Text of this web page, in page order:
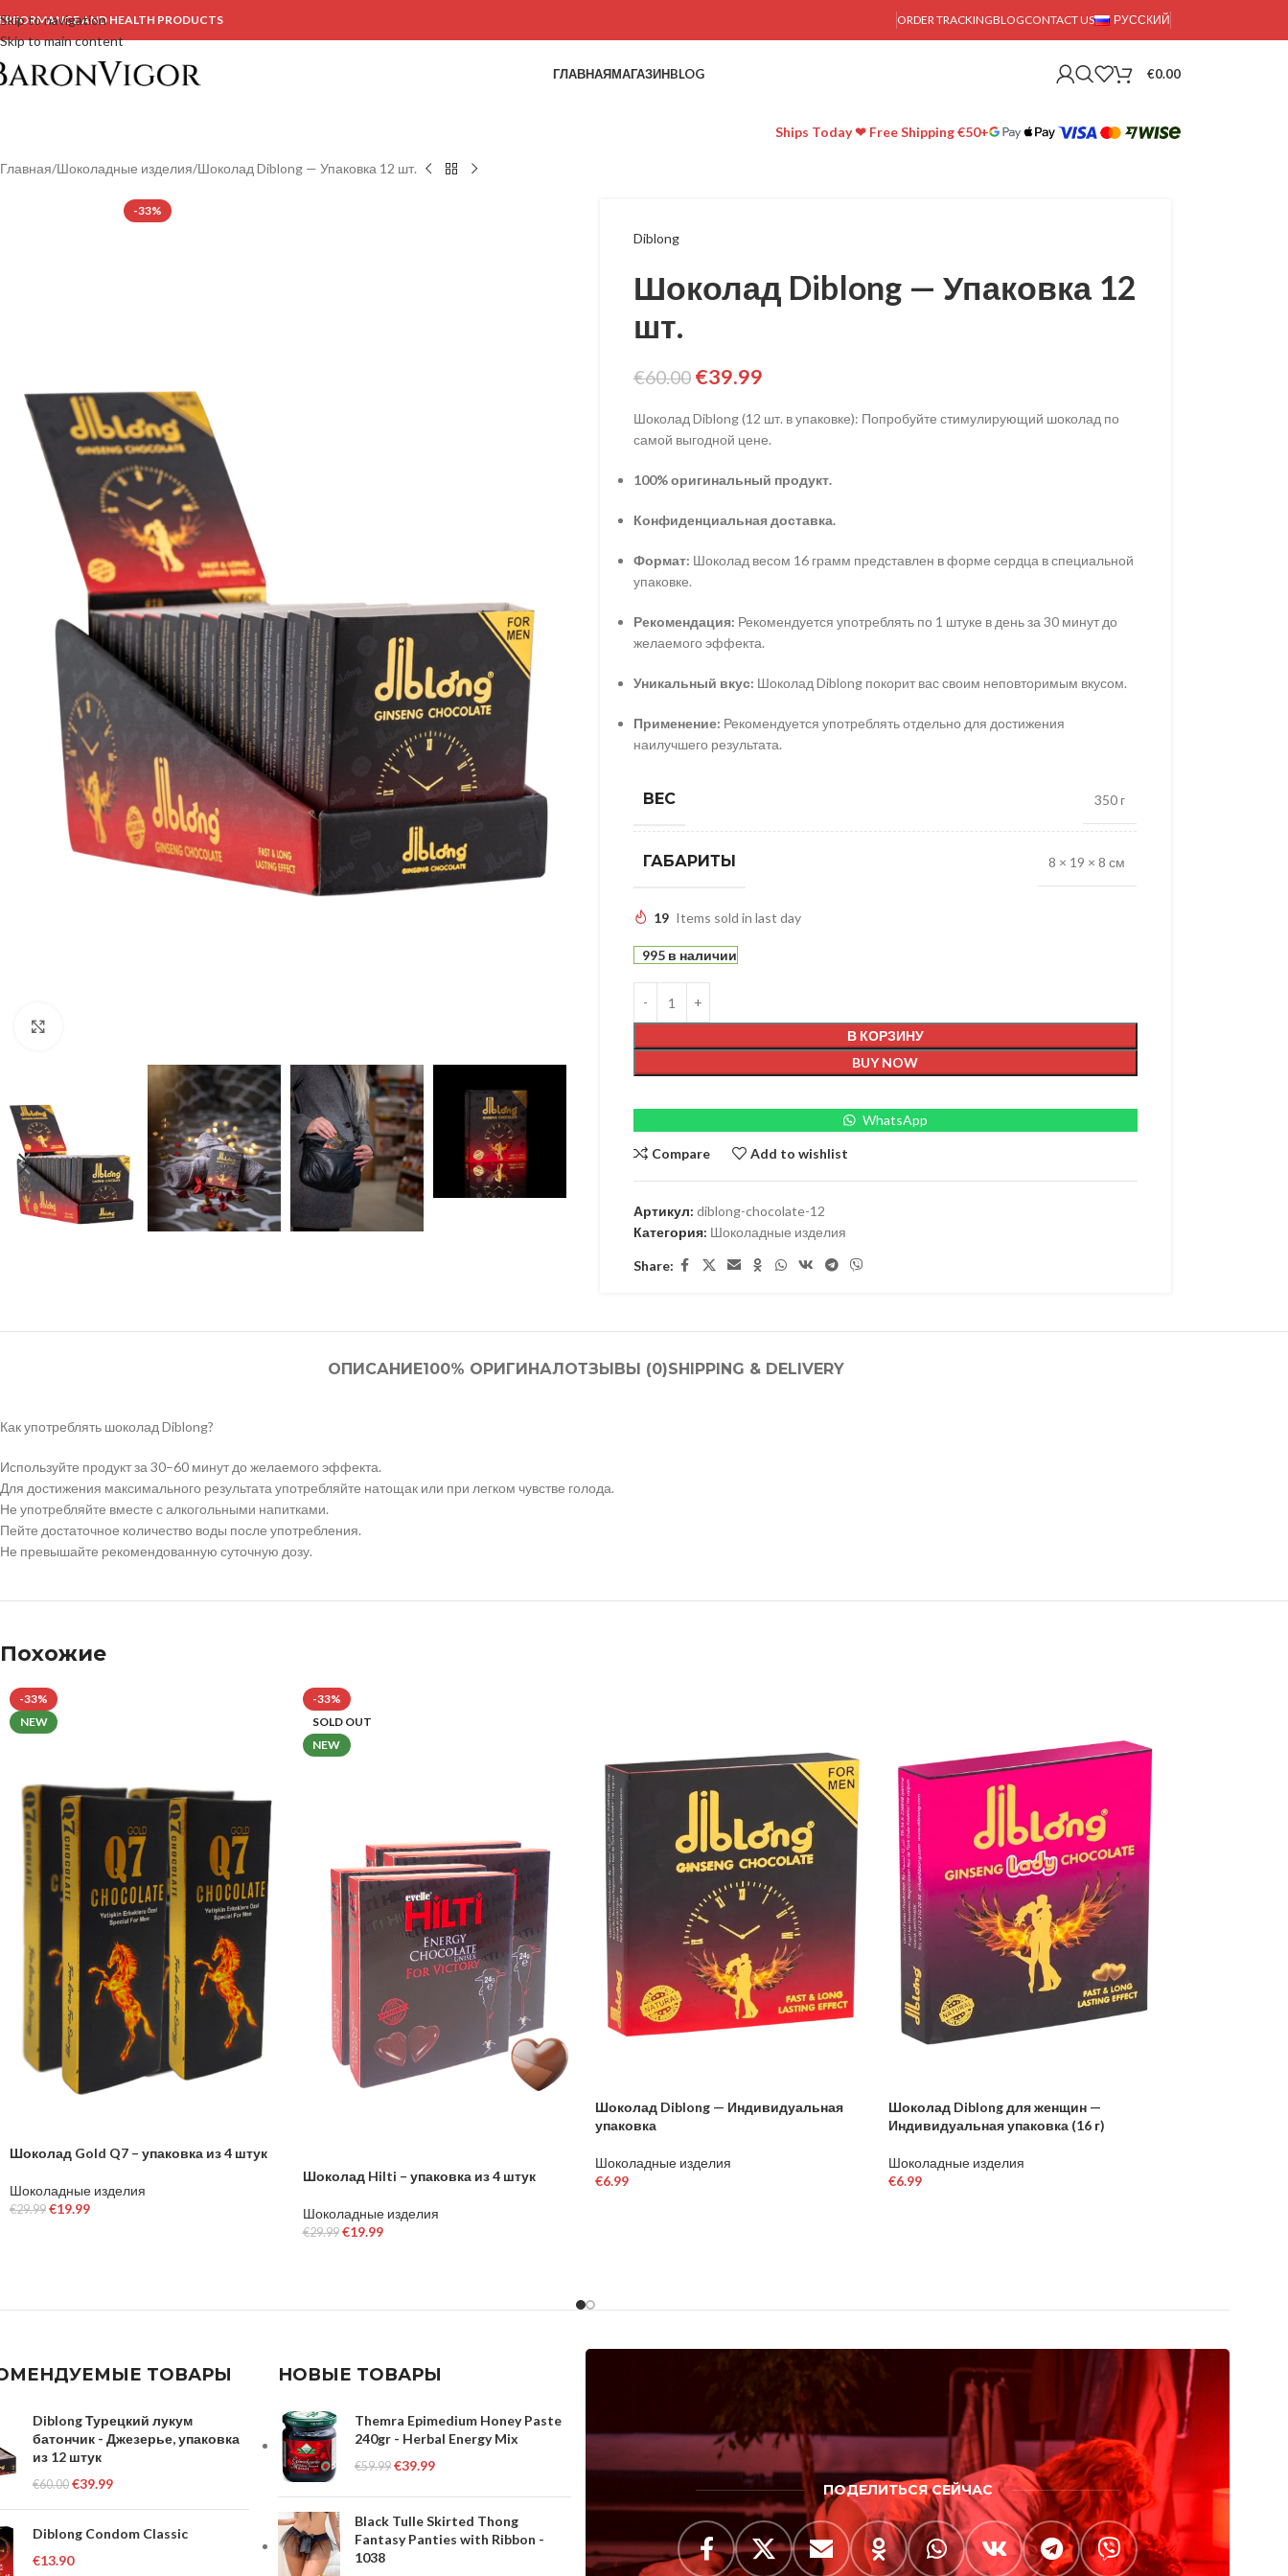
Skip to navigation
Skip to main content
AND HEALTH PRODUCTS ORDER TRACKINGBLOGCONTACT US РУССКИЙ
ГЛАВНАЯМАГАЗИНBLOG €0.00
Ships Today ❤ Free Shipping €50+
Главная Шоколадные изделия Шоколад Diblong — Упаковка 12 шт.
-33%
Diblong
Шоколад Diblong — Упаковка 12
шт.
€60.00 €39.99
Шоколад Diblong (12 шт. в упаковке): Попробуйте стимулирующий шоколад по
самой выгодной цене.
100% оригинальный продукт.
Конфиденциальная доставка.
Формат: Шоколад весом 16 грамм представлен в форме сердца в специальной
упаковке.
Рекомендация: Рекомендуется употреблять по 1 штуке в день за 30 минут до
желаемого эффекта.
Уникальный вкус: Шоколад Diblong покорит вас своим неповторимым вкусом.
Применение: Рекомендуется употреблять отдельно для достижения
наилучшего результата.
ВЕС 350 г
ГАБАРИТЫ 8 × 19 × 8 см
19 Items sold in last day
995 в наличии
В КОРЗИНУ
BUY NOW
WhatsApp
Compare Add to wishlist
Артикул: diblong-chocolate-12
Категория: Шоколадные изделия
Share:
ОПИСАНИЕ100% ОРИГИНАЛОТЗЫВЫ (0)SHIPPING & DELIVERY
Как употреблять шоколад Diblong?
Используйте продукт за 30–60 минут до желаемого эффекта.
Для достижения максимального результата употребляйте натощак или при легком чувстве голода.
Не употребляйте вместе с алкогольными напитками.
Пейте достаточное количество воды после употребления.
Не превышайте рекомендованную суточную дозу.
Похожие
-33%
NEW
Шоколад Gold Q7 – упаковка из 4 штук
Шоколадные изделия
€29.99 €19.99
-33%
SOLD OUT
NEW
Шоколад Hilti – упаковка из 4 штук
Шоколадные изделия
€29.99 €19.99
Шоколад Diblong — Индивидуальная
упаковка
Шоколадные изделия
€6.99
Шоколад Diblong для женщин —
Индивидуальная упаковка (16 г)
Шоколадные изделия
€6.99
ТОВАРЫ
Diblong Турецкий лукум
батончик - Джезерье, упаковка
из 12 штук
€60.00 €39.99
Diblong Condom Classic
€13.90
НОВЫЕ ТОВАРЫ
Themra Epimedium Honey Paste
240gr - Herbal Energy Mix
€59.99 €39.99
Black Tulle Skirted Thong
Fantasy Panties with Ribbon -
1038
ПОДЕЛИТЬСЯ СЕЙЧАС